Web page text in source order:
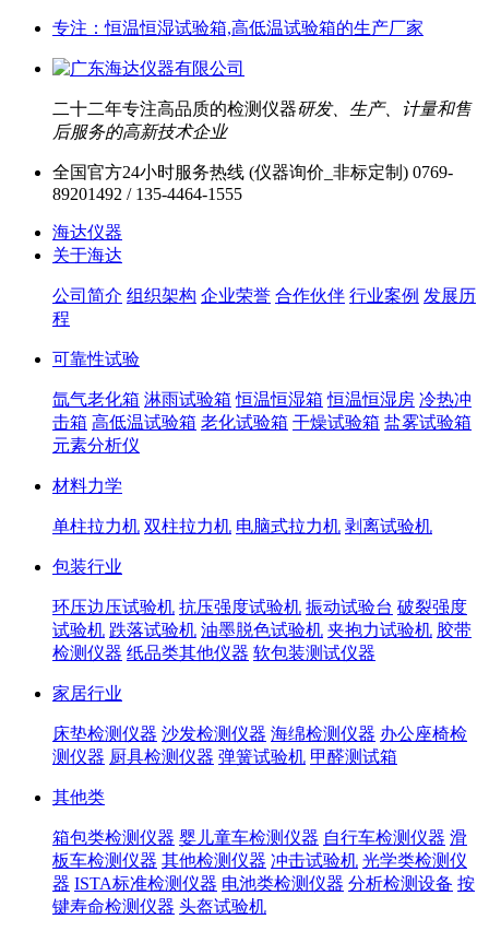
专注：恒温恒湿试验箱,高低温试验箱的生产厂家
二十二年专注高品质的检测仪器研发、生产、计量和售
后服务的高新技术企业
全国官方24小时服务热线 (仪器询价_非标定制) 0769-
89201492 / 135-4464-1555
海达仪器
关于海达
公司简介 组织架构 企业荣誉 合作伙伴 行业案例 发展历
程
可靠性试验
氙气老化箱 淋雨试验箱 恒温恒湿箱 恒温恒湿房 冷热冲
击箱 高低温试验箱 老化试验箱 干燥试验箱 盐雾试验箱
元素分析仪
材料力学
单柱拉力机 双柱拉力机 电脑式拉力机 剥离试验机
包装行业
环压边压试验机 抗压强度试验机 振动试验台 破裂强度
试验机 跌落试验机 油墨脱色试验机 夹抱力试验机 胶带
检测仪器 纸品类其他仪器 软包装测试仪器
家居行业
床垫检测仪器 沙发检测仪器 海绵检测仪器 办公座椅检
测仪器 厨具检测仪器 弹簧试验机 甲醛测试箱
其他类
箱包类检测仪器 婴儿童车检测仪器 自行车检测仪器 滑
板车检测仪器 其他检测仪器 冲击试验机 光学类检测仪
器 ISTA标准检测仪器 电池类检测仪器 分析检测设备 按
键寿命检测仪器 头盔试验机